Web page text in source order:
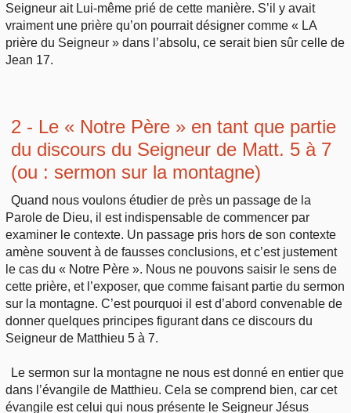
Seigneur ait Lui-même prié de cette manière. S’il y avait
vraiment une prière qu’on pourrait désigner comme « LA
prière du Seigneur » dans l’absolu, ce serait bien sûr celle de
Jean 17.
2 - Le « Notre Père » en tant que partie
du discours du Seigneur de Matt. 5 à 7
(ou : sermon sur la montagne)
Quand nous voulons étudier de près un passage de la
Parole de Dieu, il est indispensable de commencer par
examiner le contexte. Un passage pris hors de son contexte
amène souvent à de fausses conclusions, et c’est justement
le cas du « Notre Père ». Nous ne pouvons saisir le sens de
cette prière, et l’exposer, que comme faisant partie du sermon
sur la montagne. C’est pourquoi il est d’abord convenable de
donner quelques principes figurant dans ce discours du
Seigneur de Matthieu 5 à 7.
Le sermon sur la montagne ne nous est donné en entier que
dans l’évangile de Matthieu. Cela se comprend bien, car cet
évangile est celui qui nous présente le Seigneur Jésus